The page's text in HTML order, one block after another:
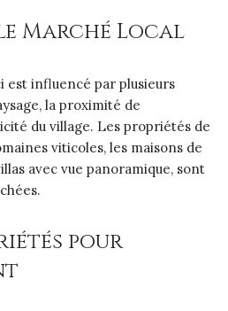
Marché Local
est influencé par plusieurs
la proximité de
du village. Les propriétés de
viticoles, les maisons de
avec vue panoramique, sont
pour